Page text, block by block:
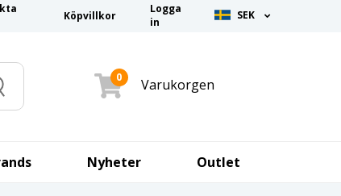
Köpvillkor
Logga
in
SEK
0 Varukorgen
Nyheter Outlet